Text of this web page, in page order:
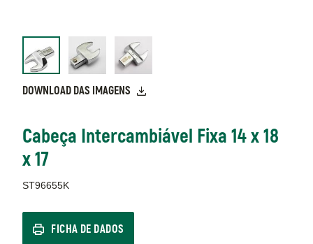
DOWNLOAD DAS IMAGENS
Cabeça Intercambiável Fixa 14 x 18
x 17
ST96655K
FICHA DE DADOS